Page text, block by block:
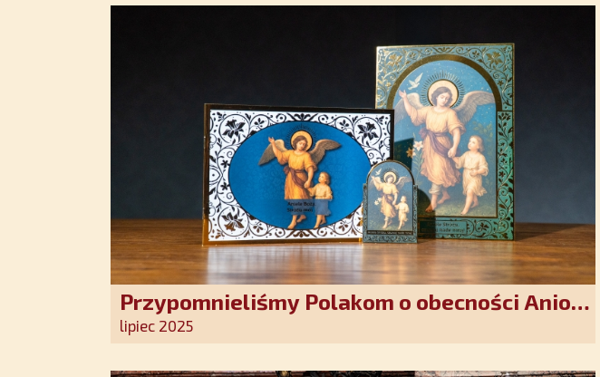
Przypomnieliśmy Polakom o obecności Anioła
Stróża!
lipiec 2025